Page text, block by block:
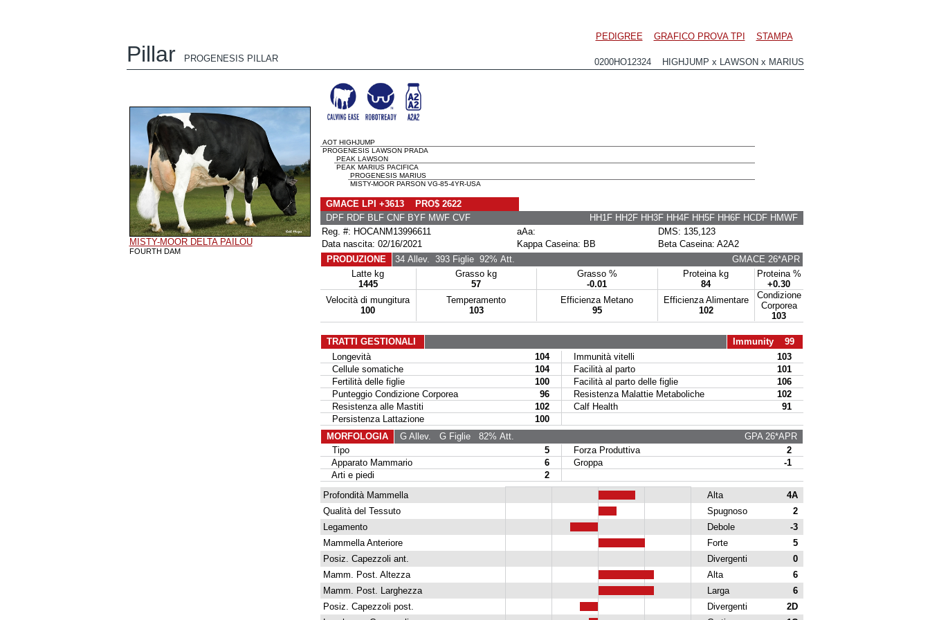
PEDIGREE GRAFICO PROVA TPI STAMPA
Pillar PROGENESIS PILLAR 0200HO12324 HIGHJUMP x LAWSON x MARIUS
MISTY-MOOR DELTA PAILOU
FOURTH DAM
AOT HIGHJUMP
PROGENESIS LAWSON PRADA
PEAK LAWSON
PEAK MARIUS PACIFICA
PROGENESIS MARIUS
MISTY-MOOR PARSON VG-85-4YR-USA
GMACE LPI +3613 PRO$ 2622
DPF RDF BLF CNF BYF MWF CVF
HH1F HH2F HH3F HH4F HH5F HH6F HCDF HMWF
Reg. #: HOCANM13996611
aAa:
DMS: 135,123
Data nascita: 02/16/2021
Kappa Caseina: BB
Beta Caseina: A2A2
PRODUZIONE
34 Allev. 393 Figlie92% Att.
GMACE 26*APR
Latte kg
1445
Grasso kg
57
Grasso %
-0.01
Proteina kg
84
Proteina %
+0.30
Velocità di mungitura
100
Temperamento
103
Efficienza Metano
95
Efficienza Alimentare
102
Condizione
Corporea
103
TRATTI GESTIONALI
Immunity 99
Longevità
104 Immunità vitelli
103
Cellule somatiche
104 Facilità al parto
101
Fertilità delle figlie
100 Facilità al parto delle figlie
106
Punteggio Condizione Corporea
96 Resistenza Malattie Metaboliche
102
Resistenza alle Mastiti
102 Calf Health
91
Persistenza Lattazione
100
MORFOLOGIA
G Allev. G Figlie82% Att.
GPA 26*APR
Tipo
5 Forza Produttiva
2
Apparato Mammario
6 Groppa
-1
Arti e piedi
2
Profondità Mammella
Alta
4A
Qualità del Tessuto
Spugnoso
2
Legamento
Debole
-3
Mammella Anteriore
Forte
5
Posiz. Capezzoli ant.
Divergenti
0
Mamm. Post. Altezza
Alta
6
Mamm. Post. Larghezza
Larga
6
Posiz. Capezzoli post.
Divergenti
2D